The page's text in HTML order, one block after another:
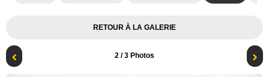
RETOUR À LA GALERIE
2 / 3 Photos